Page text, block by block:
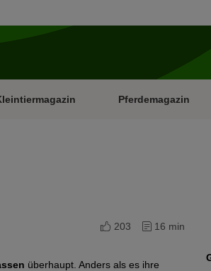
Pferdemagazin
203 16 min
überhaupt. Anders als es ihre